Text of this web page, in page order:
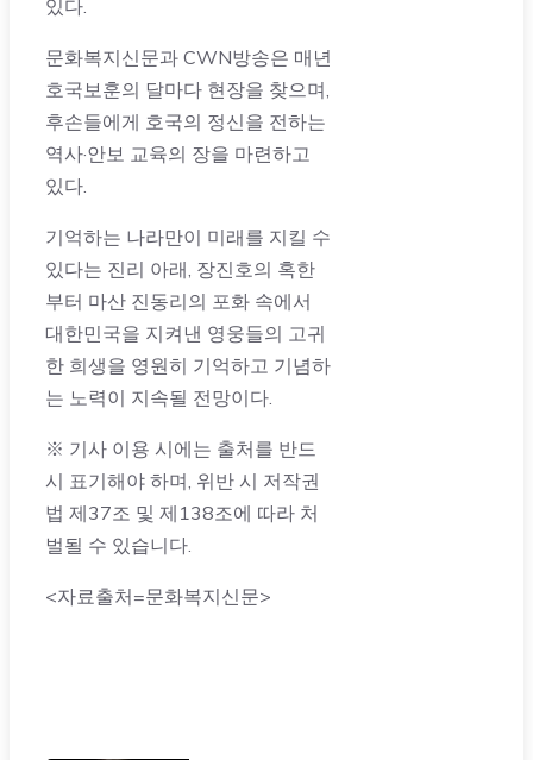
있다.
문화복지신문과 CWN방송은 매년
호국보훈의 달마다 현장을 찾으며,
후손들에게 호국의 정신을 전하는
역사·안보 교육의 장을 마련하고
있다.
기억하는 나라만이 미래를 지킬 수
있다는 진리 아래, 장진호의 혹한
부터 마산 진동리의 포화 속에서
대한민국을 지켜낸 영웅들의 고귀
한 희생을 영원히 기억하고 기념하
는 노력이 지속될 전망이다.
※ 기사 이용 시에는 출처를 반드
시 표기해야 하며, 위반 시 저작권
법 제37조 및 제138조에 따라 처
벌될 수 있습니다.
<자료출처=문화복지신문>